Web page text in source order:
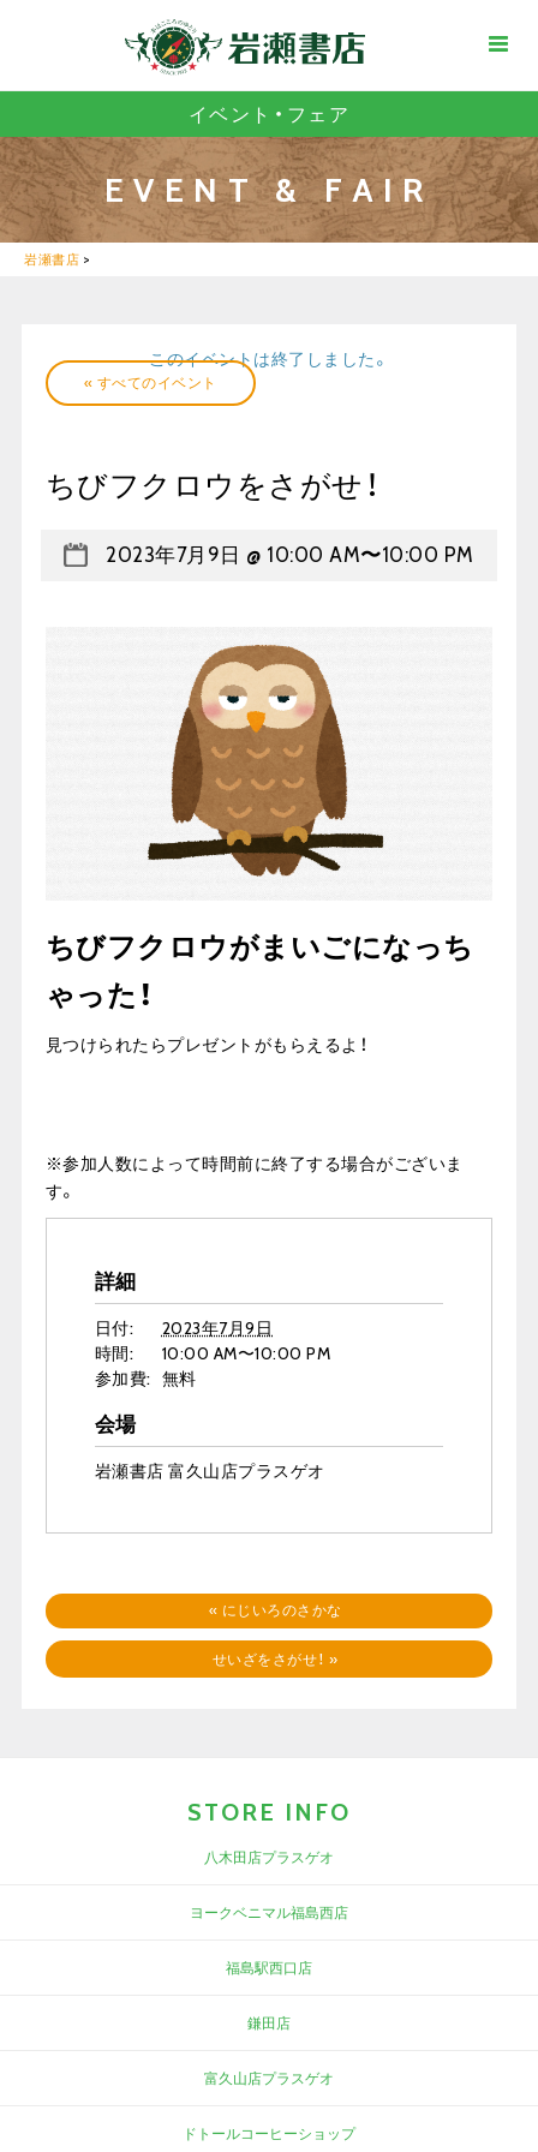
イベント・フェア
EVENT & FAIR
岩瀬書店 >
« すべてのイベント
このイベントは終了しました。
ちびフクロウをさがせ！
2023年7月9日 @ 10:00 AM〜10:00 PM
ちびフクロウがまいごになっち
ゃった！
見つけられたらプレゼントがもらえるよ！
※参加人数によって時間前に終了する場合がございま
す。
詳細
日付:
2023年7月9日
時間:
10:00 AM〜10:00 PM
参加費: 無料
会場
岩瀬書店 富久山店プラスゲオ
« にじいろのさかな
せいざをさがせ！ »
STORE INFO
八木田店プラスゲオ
ヨークベニマル福島西店
福島駅西口店
鎌田店
富久山店プラスゲオ
ドトールコーヒーショップ